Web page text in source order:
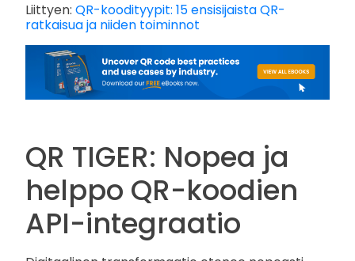
Liittyen: QR-koodityypit: 15 ensisijaista QR-
ratkaisua ja niiden toiminnot
QR TIGER: Nopea ja
helppo QR-koodien
API-integraatio